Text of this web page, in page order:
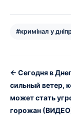
#кримінал у
← Сегодня в
сильный ветер,
может стать
горожан